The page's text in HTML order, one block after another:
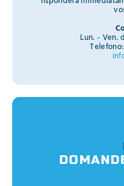
Lun. - Ven.
Telefono: